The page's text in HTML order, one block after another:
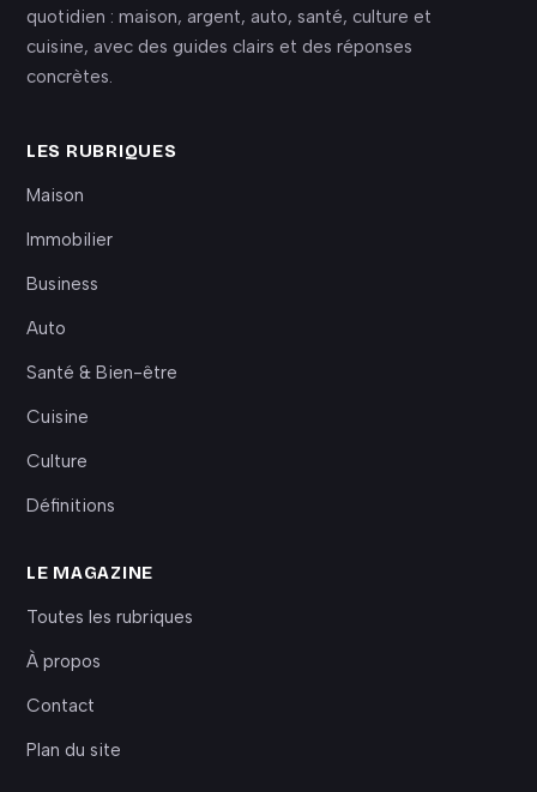
quotidien : maison, argent, auto, santé, culture et
cuisine, avec des guides clairs et des réponses
concrètes.
LES RUBRIQUES
Maison
Immobilier
Business
Auto
Santé & Bien-être
Cuisine
Culture
Définitions
LE MAGAZINE
Toutes les rubriques
À propos
Contact
Plan du site